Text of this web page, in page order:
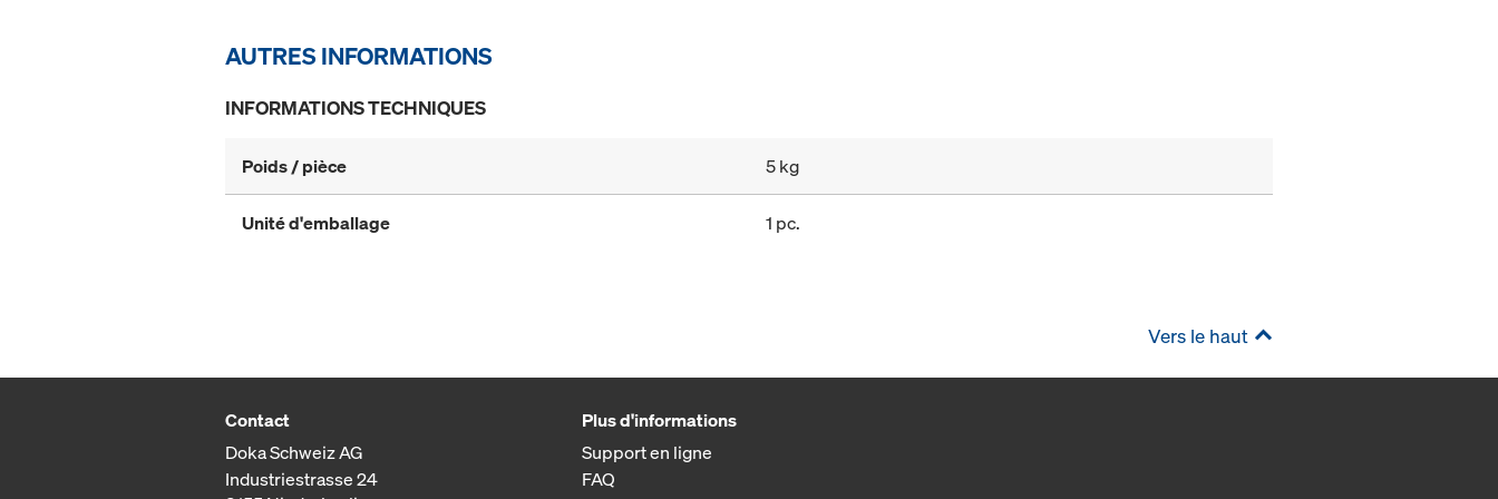
AUTRES INFORMATIONS
INFORMATIONS TECHNIQUES
Poids / pièce 5 kg
Unité d'emballage 1 pc.
Vers le haut
Contact
Doka Schweiz AG
Industriestrasse 24
Plus d'informations
Support en ligne
FAQ